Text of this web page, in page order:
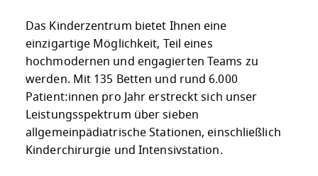
Das Kinderzentrum bietet Ihnen eine
einzigartige Möglichkeit, Teil eines
hochmodernen und engagierten Teams zu
werden. Mit 135 Betten und rund 6.000
Patient:innen pro Jahr erstreckt sich unser
Leistungsspektrum über sieben
allgemeinpädiatrische Stationen, einschließlich
Kinderchirurgie und Intensivstation.